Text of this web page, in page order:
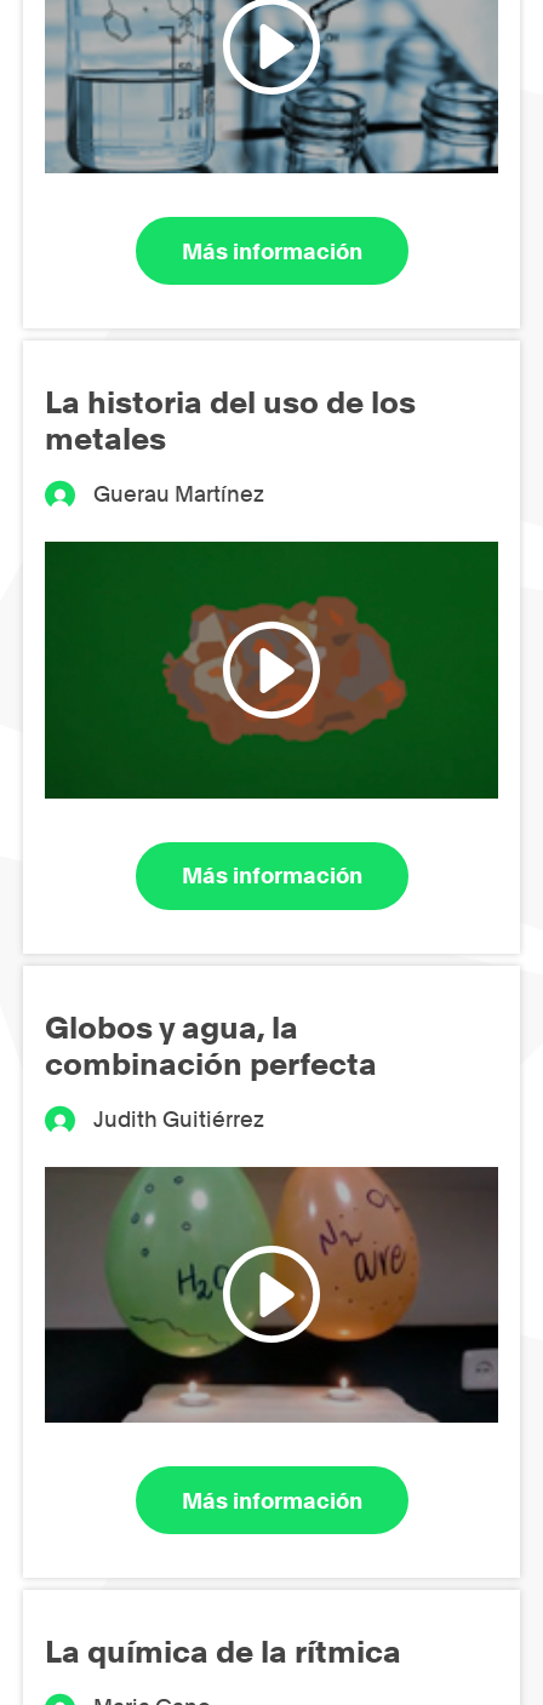
Más información
La historia del uso de los
metales
Guerau Martínez
Más información
Globos y agua, la
combinación perfecta
Judith Guitiérrez
Más información
La química de la rítmica